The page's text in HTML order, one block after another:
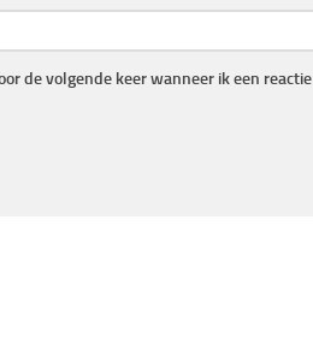
de volgende keer wanneer ik een reactie